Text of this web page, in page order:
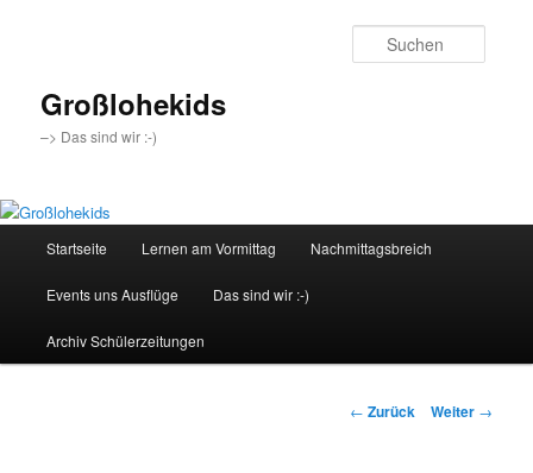
Großlohekids
–> Das sind wir :-)
Startseite Lernen am Vormittag Nachmittagsbreich
Events uns Ausflüge Das sind wir :-)
Archiv Schülerzeitungen
Beitragsnavigation
← Zurück Weiter →